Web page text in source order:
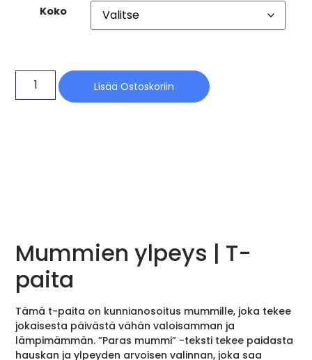
Koko
Lisää Ostoskoriin
Mummien ylpeys | T-
paita
Tämä t-paita on kunnianosoitus mummille, joka tekee
jokaisesta päivästä vähän valoisamman ja
lämpimämmän. ”Paras mummi” -teksti tekee paidasta
hauskan ja ylpeyden arvoisen valinnan, joka saa